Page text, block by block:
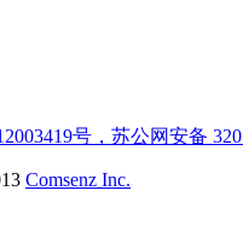
号，苏公网安备
Comsenz Inc.